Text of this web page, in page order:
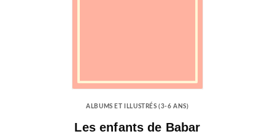
ALBUMS ET ILLUSTRÉS (3-6 ANS)
Les enfants de Babar